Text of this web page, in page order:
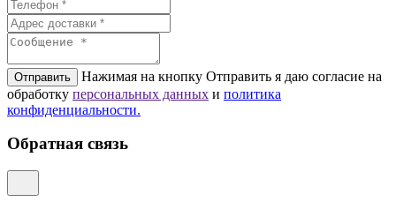
Отправить
Нажимая на кнопку Отправить я даю согласие на
обработку персональных данных и политикa
конфиденциальности.
Обратная связь